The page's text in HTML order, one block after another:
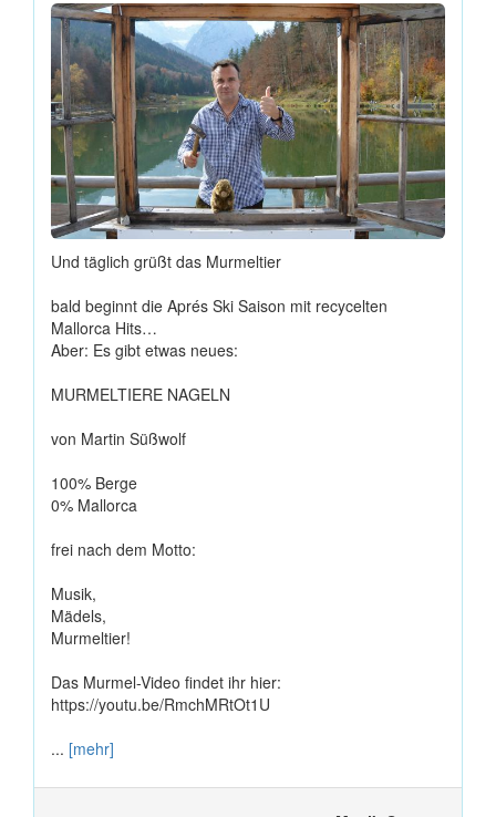
Und täglich grüßt das Murmeltier
bald beginnt die Aprés Ski Saison mit recycelten
Mallorca Hits…
Aber: Es gibt etwas neues:
MURMELTIERE NAGELN
von Martin Süßwolf
100% Berge
0% Mallorca
frei nach dem Motto:
Musik,
Mädels,
Murmeltier!
Das Murmel-Video findet ihr hier:
https://youtu.be/RmchMRtOt1U
... [mehr]